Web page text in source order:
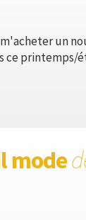
un
ce printemps/
mode